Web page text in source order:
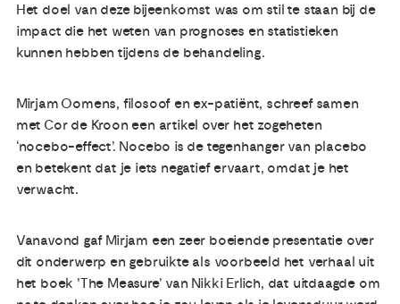
Het doel van deze bijeenkomst was om stil te staan bij de
impact die het weten van prognoses en statistieken
kunnen hebben tijdens de behandeling.
Mirjam Oomens, filosoof en ex-patiënt, schreef samen
met Cor de Kroon een artikel over het zogeheten
‘nocebo-effect’. Nocebo is de tegenhanger van placebo
en betekent dat je iets negatief ervaart, omdat je het
verwacht.
Vanavond gaf Mirjam een zeer boeiende presentatie over
dit onderwerp en gebruikte als voorbeeld het verhaal uit
het boek 'The Measure’ van Nikki Erlich, dat uitdaagde om